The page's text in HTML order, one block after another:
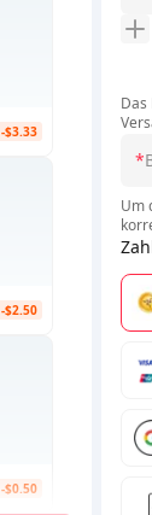
Das
*
Um
-$3.33
-$2.50
-$0.50